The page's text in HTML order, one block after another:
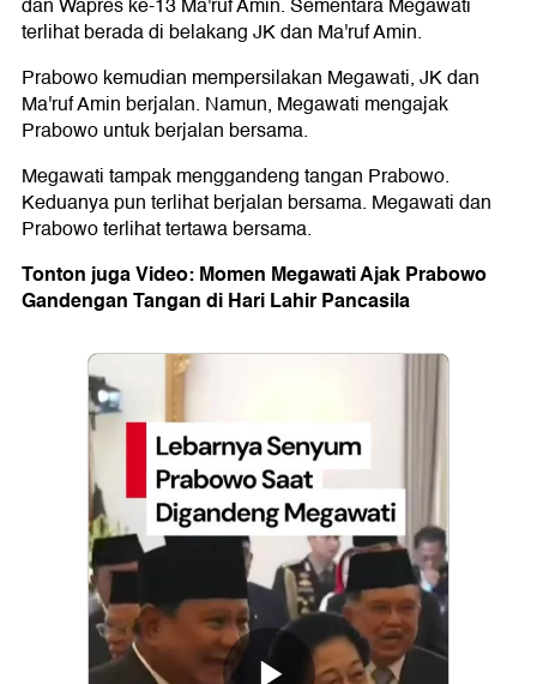
dan Wapres ke-13 Ma'ruf Amin. Sementara Megawati
terlihat berada di belakang JK dan Ma'ruf Amin.
Prabowo kemudian mempersilakan Megawati, JK dan
Ma'ruf Amin berjalan. Namun, Megawati mengajak
Prabowo untuk berjalan bersama.
Megawati tampak menggandeng tangan Prabowo.
Keduanya pun terlihat berjalan bersama. Megawati dan
Prabowo terlihat tertawa bersama.
Tonton juga Video: Momen Megawati Ajak Prabowo
Gandengan Tangan di Hari Lahir Pancasila